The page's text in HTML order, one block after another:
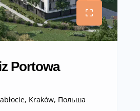
Portowa
Kraków, Польша